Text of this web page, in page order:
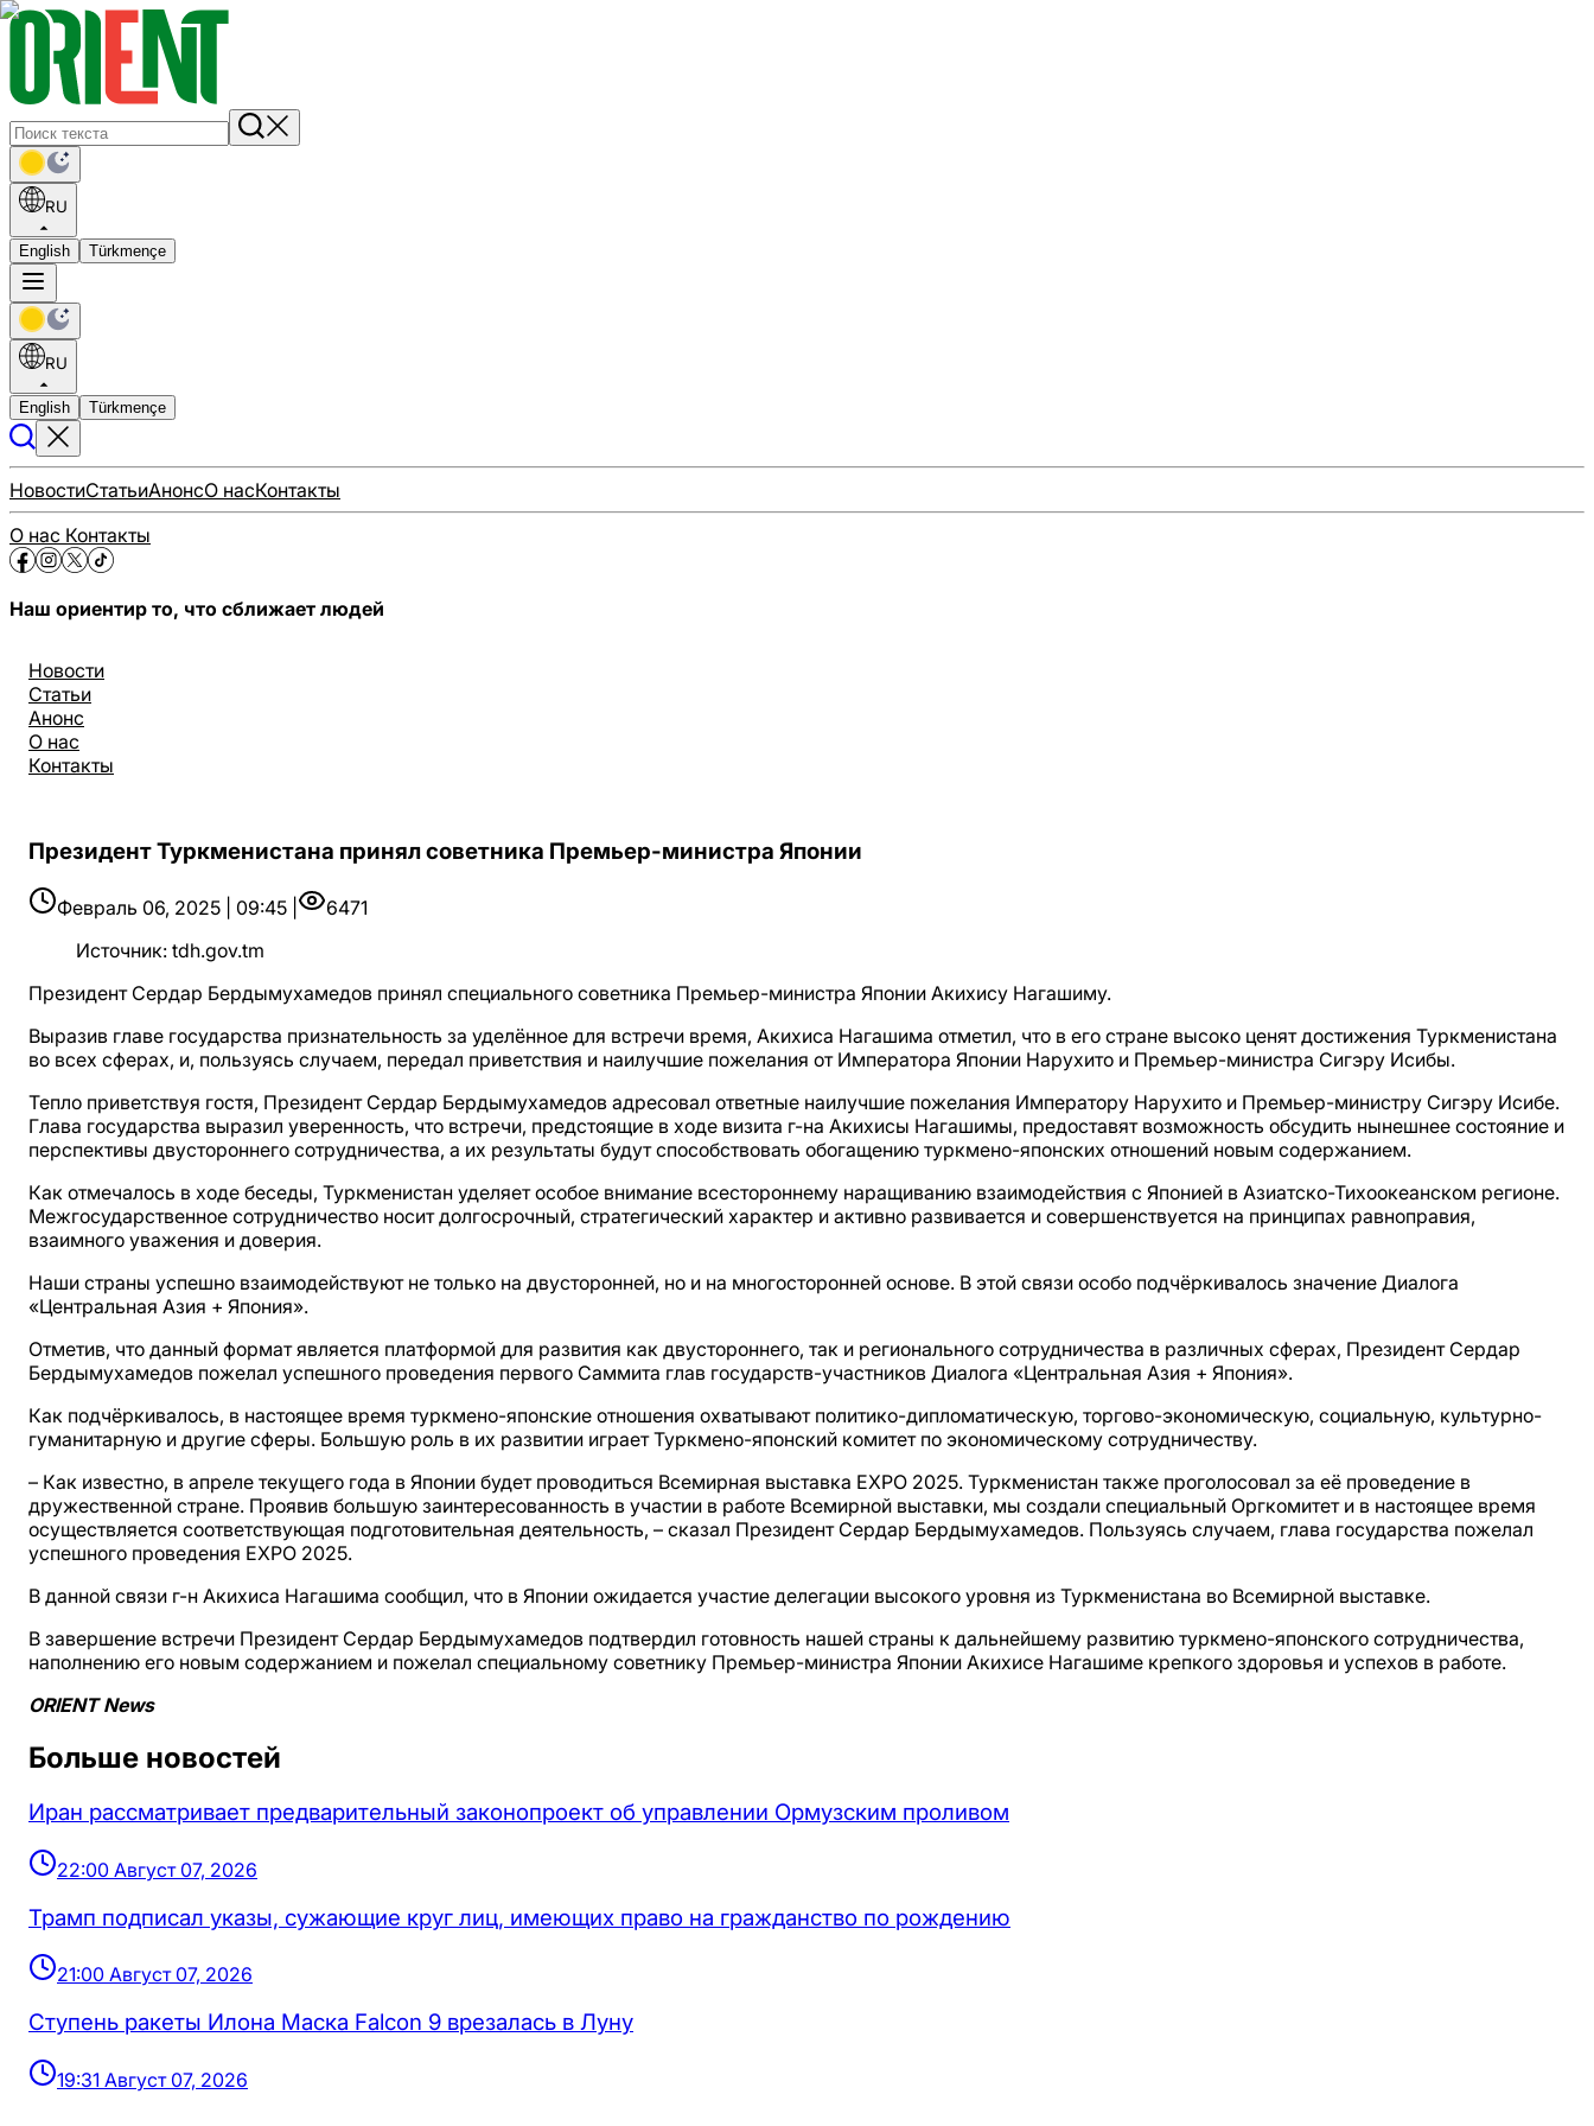
RU
English Türkmençe
RU
English Türkmençe
НовостиСтатьиАнонсО насКонтакты
О нас Контакты
Наш ориентир то, что сближает людей
Новости
Статьи
Анонс
О нас
Контакты
Президент Туркменистана принял советника Премьер-министра Японии
Февраль 06, 2025 | 09:45 |
6471
Источник: tdh.gov.tm
Президент Сердар Бердымухамедов принял специального советника Премьер-министра Японии Акихису Нагашиму.
Выразив главе государства признательность за уделённое для встречи время, Акихиса Нагашима отметил, что в его стране высоко ценят достижения Туркменистана
во всех сферах, и, пользуясь случаем, передал приветствия и наилучшие пожелания от Императора Японии Нарухито и Премьер-министра Сигэру Исибы.
Тепло приветствуя гос­тя, Президент Сердар Бердымухамедов адресовал ответные наилучшие пожелания Императору Нарухито и Премьер-министру Сигэру Исибе.
Глава государства выразил уверенность, что встречи, предстоящие в ходе визита г-на Акихисы Нагашимы, предоставят возможность обсудить нынешнее состояние и
перспективы двустороннего сотрудничества, а их результаты будут способствовать обогащению турк­мено-японских отношений новым содержанием.
Как отмечалось в ходе беседы, Туркменистан уделяет особое внимание всестороннему наращиванию взаимодействия с Японией в Азиатско-Тихоокеанском регионе.
Межгосударственное сотрудничество носит долгосрочный, стратегический характер и активно развивается и совершенствуется на принципах равноправия,
взаимного уважения и доверия.
Наши страны успешно взаимодействуют не только на двусторонней, но и на многосторонней основе. В этой связи особо подчёркивалось значение Диалога
«Центральная Азия + Япония».
Отметив, что данный формат является платформой для развития как двустороннего, так и регионального сотрудничества в различных сферах, Президент Сердар
Бердымухамедов пожелал успешного проведения первого Саммита глав государств-участников Диалога «Центральная Азия + Япония».
Как подчёркивалось, в настоящее время туркмено-японские отношения охватывают политико-дипломатическую, торгово-экономическую, социальную, культурно-
гуманитарную и другие сферы. Большую роль в их развитии играет Туркмено-японский комитет по экономическому сотрудничеству.
– Как известно, в апреле текущего года в Японии будет проводиться Всемирная выставка EXPO 2025. Туркменистан также проголосовал за её проведение в
дружественной стране. Проявив большую заинтересованность в участии в работе Всемирной выставки, мы создали специальный Оргкомитет и в настоящее время
осуществляется соответствующая подготовительная деятельность, – сказал Президент Сердар Бердымухамедов. Пользуясь случаем, глава государства пожелал
успешного проведения EXPO 2025.
В данной связи г-н Акихиса Нагашима сообщил, что в Японии ожидается участие делегации высокого уровня из Туркменистана во Всемирной выставке.
В завершение встречи Президент Сердар Бердымухамедов подтвердил готовность нашей страны к дальнейшему развитию туркмено-японского сотрудничества,
наполнению его новым содержанием и пожелал специальному советнику Премьер-министра Японии Акихисе Нагашиме крепкого здоровья и успехов в работе.
ORIENT News
Больше новостей
Иран рассматривает предварительный законопроект об управлении Ормузским проливом
22:00 Август 07, 2026
Трамп подписал указы, сужающие круг лиц, имеющих право на гражданство по рождению
21:00 Август 07, 2026
Ступень ракеты Илона Маска Falcon 9 врезалась в Луну
19:31 Август 07, 2026